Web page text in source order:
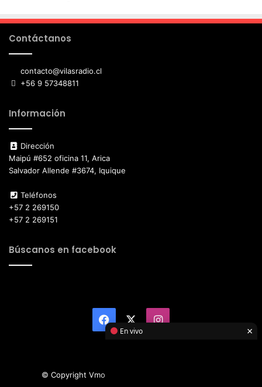
Contáctanos
contacto@vilasradio.cl
+56 9 57348811
Información
Dirección
Maipú #652 oficina 11, Arica
Salvador Allende #3674, Iquique
Teléfonos
+57 2 269150
+57 2 269151
Búscanos en facebook
Facebook Instagram
© Copyright Vmotor TI 2026, All Rights Reserved
En vivo ×